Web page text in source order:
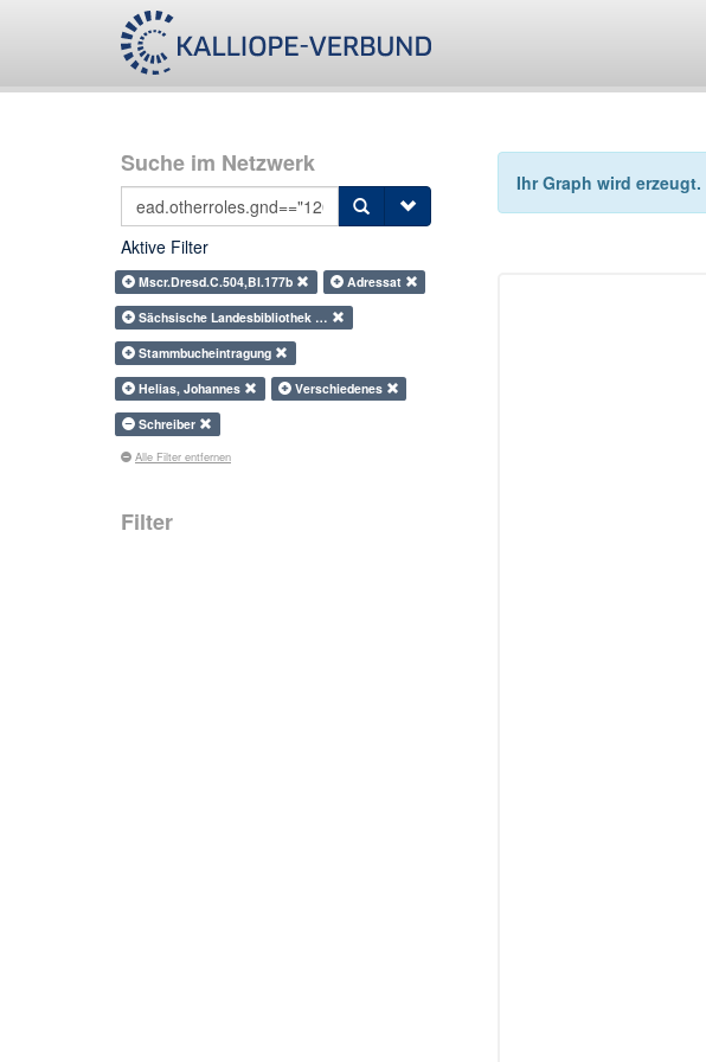
Suche im Netzwerk
Aktive Filter
Mscr.Dresd.C.504,Bl.177b
Adressat
Sächsische Landesbibliothek …
Stammbucheintragung
Helias, Johannes
Verschiedenes
Schreiber
Alle Filter entfernen
Filter
Ihr Graph wird erzeugt.